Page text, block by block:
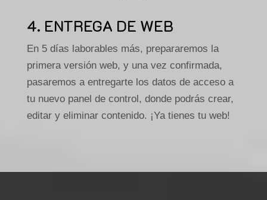
4. ENTREGA DE WEB
En 5 días laborables más, prepararemos la
primera versión web, y una vez confirmada,
pasaremos a entregarte los datos de acceso a
tu nuevo panel de control, donde podrás crear,
editar y eliminar contenido. ¡Ya tienes tu web!